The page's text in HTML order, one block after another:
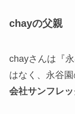
chayの父親
chayさんは『
はなく、永谷
会社サンフレッ